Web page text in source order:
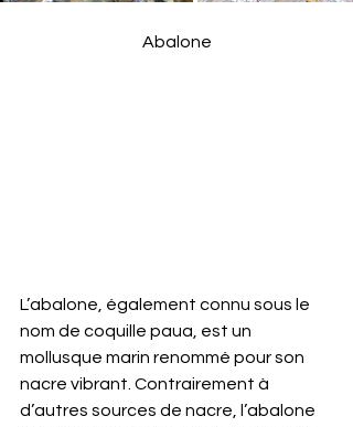
Abalone
L’abalone, également connu sous le
nom de coquille paua, est un
mollusque marin renommé pour son
nacre vibrant. Contrairement à
d’autres sources de nacre, l’abalone